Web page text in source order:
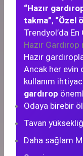
“Hazır
takma”, “Özel
Trendyol’da
Hazır
Hazır
Ancak her evin
kullanım
gardırop
Odaya birebir
Tavan
Daha sağlam